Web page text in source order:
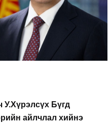
Бүгд
айлчлал хийнэ